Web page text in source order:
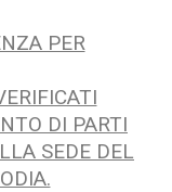
PER
DI PARTI
SEDE DEL